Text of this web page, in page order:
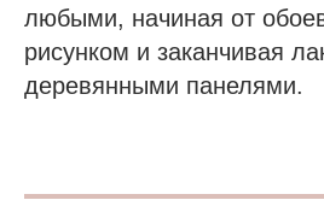
любыми, начиная от
рисунком и заканчивая
деревянными панелями.